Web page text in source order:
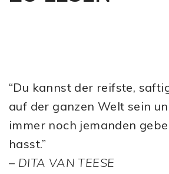
“Du kannst der reifste,
auf der ganzen Welt sein
immer noch jemanden
hasst.”
– DITA VAN TEESE